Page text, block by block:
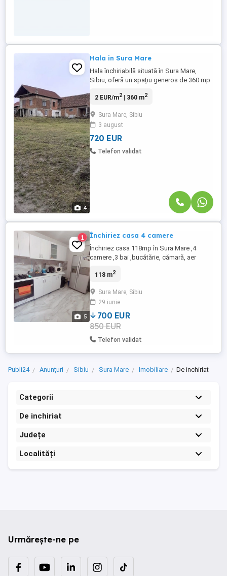
4
Hala in Sura Mare
Hala închiriabilă situată în Sura Mare,
Sibiu, oferă un spațiu generos de 360 mp
de producție, cu compartimentare
este bine structurat pentru diverse
destinații, de la depozitare la producție
sau servicii conexe, ...
2 EUR/m2| 360 m2
Sura Mare, Sibiu
3 august
720 EUR
Telefon validat
5
1 Închiriez casa 4 camere
Închiriez casa 118mp în Sura Mare ,4
camere ,3 bai ,bucătărie, cămară, aer
proprie,curte si parcare în fata casei.Ma
firme pentru muncitori. Preț de închiriere
700 euro luna plus utilități. WhatsApp:
118 m2
Sura Mare, Sibiu
29 iunie
700 EUR
850 EUR
Telefon validat
Publi24 Anunțuri Sibiu Sura Mare Imobiliare De inchiriat
Categorii
De inchiriat
Județe
Localități
Urmărește-ne pe